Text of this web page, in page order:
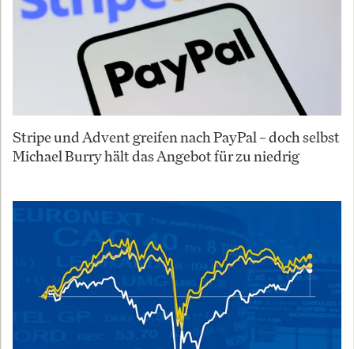
Stripe und Advent greifen nach PayPal – doch selbst
Michael Burry hält das Angebot für zu niedrig